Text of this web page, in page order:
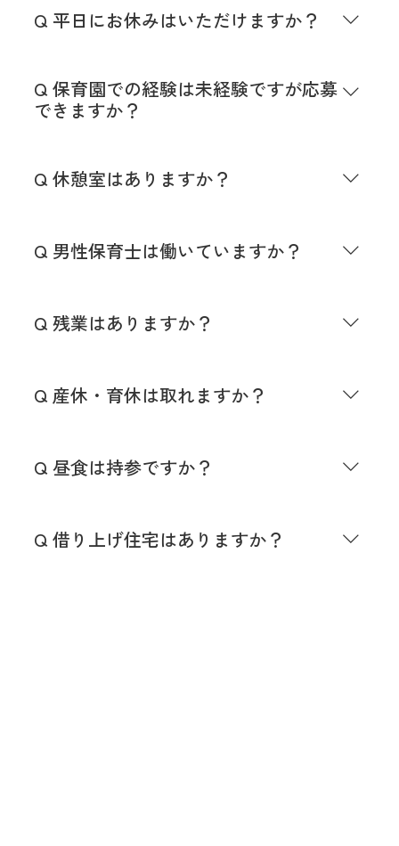
なります。
Q 平日にお休みはいただけますか？
土曜出勤の場合は平日１日休みとなります。 シフ
ト制となります。
Q 保育園での経験は未経験ですが応募
できますか？
Q 休憩室はありますか？
せください。
Q 男性保育士は働いていますか？
れています。
Q 残業はありますか？
です。
Q 産休・育休は取れますか？
Q 昼食は持参ですか？
す。昼食代３５０円です。 食べる時間は業務時間
内です。 持参の方は休憩中の保育室以外での食事
Q 借り上げ住宅はありますか？